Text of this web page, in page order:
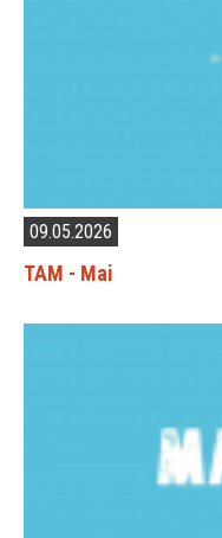
09.05.2026
TAM - Mai